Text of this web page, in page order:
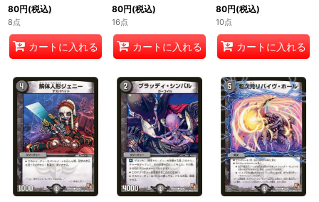
80円(税込)
8点
カートに入れる
80円(税込)
16点
カートに入れる
80円(税込)
10点
カートに入れる